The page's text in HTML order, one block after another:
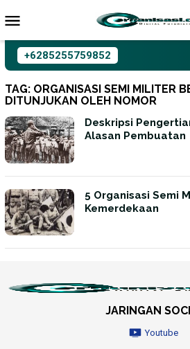
ke
+6285255759852
TAG: ORGANISASI SEMI MILITER
DITUNJUKAN OLEH NOMOR
Deskripsi
Alasan Pembuatan
5 Organisasi Semi
Kemerdekaan
JARINGAN
Youtube